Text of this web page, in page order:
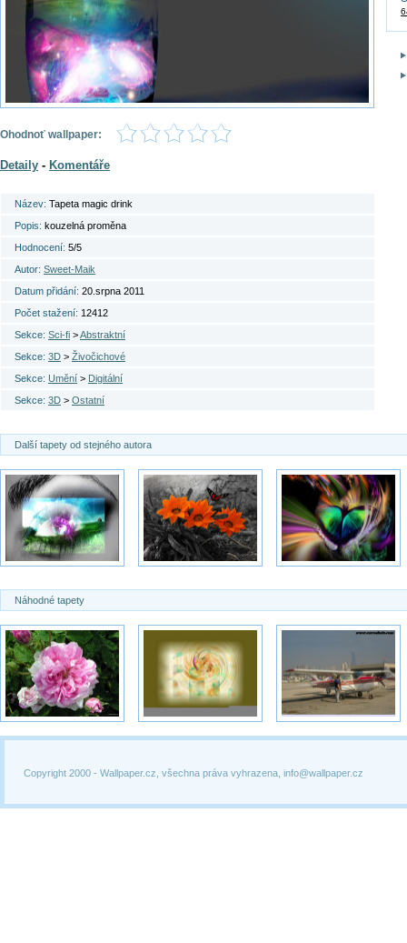
Ohodnoť wallpaper:
Detaily - Komentáře
Název: Tapeta magic drink
Popis: kouzelná proměna
Hodnocení: 5/5
Autor: Sweet-Maik
Datum přidání: 20.srpna 2011
Počet stažení: 12412
Sekce: Sci-fi >Abstraktní
Sekce: 3D > Živočichové
Sekce: Umění > Digitální
Sekce: 3D > Ostatní
Další tapety od stejného autora
Náhodné tapety
Copyright 2000 - Wallpaper.cz, všechna práva vyhrazena, info@wallpaper.cz